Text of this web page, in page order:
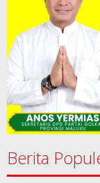
Berita